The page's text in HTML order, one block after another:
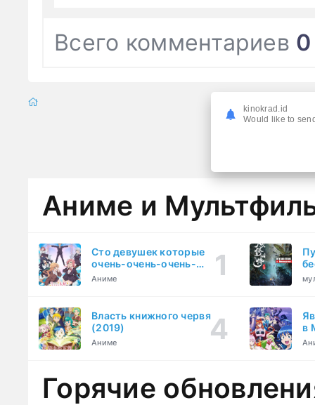
Всего комментариев 0
Аниме и
Сто девушек которые
очень-очень-очень-
очень-очень сильно тебя
Аниме
Власть книжного червя
(2019)
Аниме
в
Горячие
kinokrad.id
Would like to